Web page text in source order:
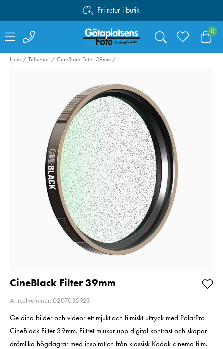
Fri retur i butik
Personlig service
Fri frakt över 1000:-
0
Sandisk SDXC
Extreme Pro 64GB
200MB/s UHS-I C10
V30 U3
Pris:699 kr
699 kr
Hem Tillbehör CineBlack Filter 39mm
CineBlack Filter 39mm
Artikelnummer: 0207035923
Ge dina bilder och videor ett mjukt och filmiskt uttryck med PolarPro
CineBlack Filter 39mm. Filtret mjukar upp digital kontrast och skapar
drömlika högdagrar med inspiration från klassisk Kodak cinema film.